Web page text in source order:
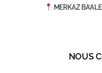
MERKAZ
NOUS